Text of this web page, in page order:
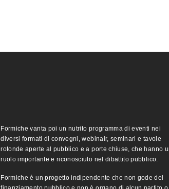
Formiche vanta poi un nutrito programma di eventi nei
diversi formati di convegni, webinair, seminari e tavole
rotonde aperte al pubblico e a porte chiuse, che hanno
ruolo importante e riconosciuto nel dibattito pubblico.
Formiche è un progetto indipendente che non gode del